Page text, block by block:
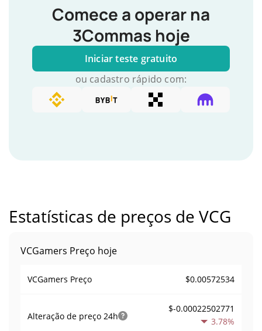
Comece a operar na
3Commas hoje
Iniciar teste gratuito
ou cadastro rápido com:
Estatísticas de preços de VCG
VCGamers Preço hoje
VCGamers Preço $0.00572534
Alteração de preço 24h
$-0.00022502771
3.78%